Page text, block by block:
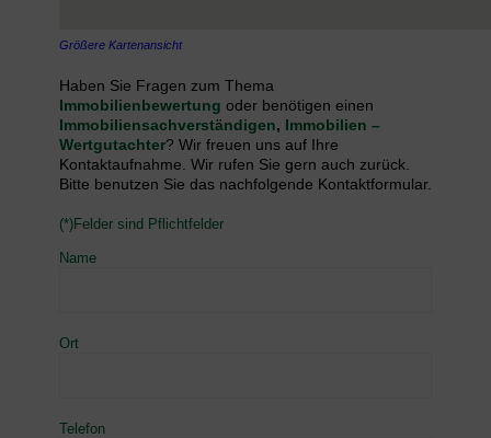
Größere Kartenansicht
Haben Sie Fragen zum Thema
Immobilienbewertung oder benötigen einen
Immobiliensachverständigen, Immobilien –
Wertgutachter? Wir freuen uns auf Ihre
Kontaktaufnahme. Wir rufen Sie gern auch zurück.
Bitte benutzen Sie das nachfolgende Kontaktformular.
(*)Felder sind Pflichtfelder
Name
Ort
Telefon